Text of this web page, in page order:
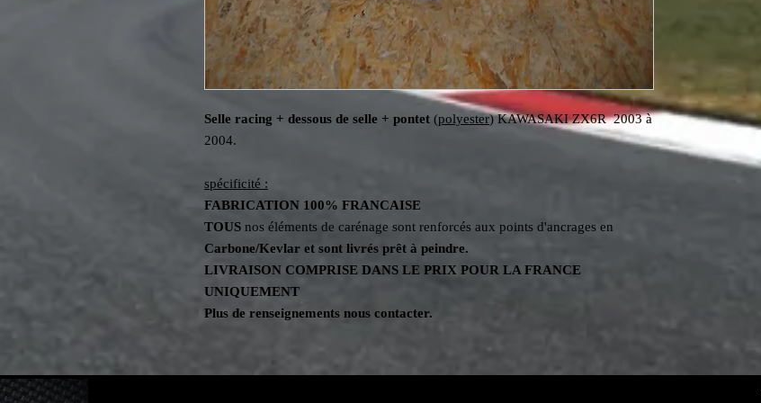
Selle racing + dessous de selle + pontet (polyester) KAWASAKI ZX6R 2003 à
2004.
spécificité :
FABRICATION 100% FRANCAISE
TOUS nos éléments de carénage sont renforcés aux points d'ancrages en
Carbone/Kevlar et sont livrés prêt à peindre.
LIVRAISON COMPRISE DANS LE PRIX POUR LA FRANCE
UNIQUEMENT
Plus de renseignements nous contacter.